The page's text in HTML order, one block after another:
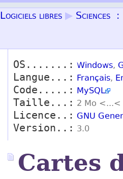
Logiciels libres ▶ Sciences :
OS.......: Windows,
Langue...: Français,
Code.....: MySQL
Taille...: 2 Mo <...<
Licence..: GNU
Version..: 3.0
Cartes